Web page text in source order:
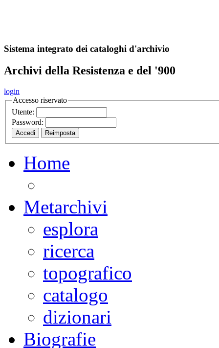
Sistema integrato dei cataloghi d'archivio
Archivi della Resistenza e del '900
login
Accesso riservato
Utente:
Password:
Home
Metarchivi
esplora
ricerca
topografico
catalogo
dizionari
Biografie